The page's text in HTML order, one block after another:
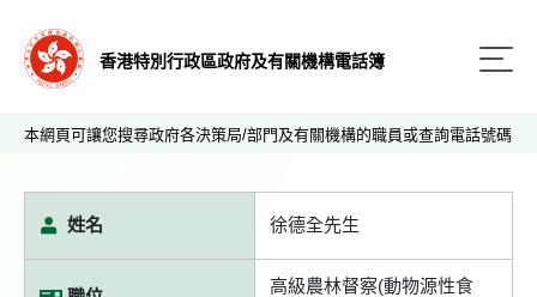
香港特別行政區政府及有關機構電話簿
本網頁可讓您搜尋政府各決策局/部門及有關機構的職員或查詢電話號碼
姓名 徐德全先生
高級農林督察(動物源性食